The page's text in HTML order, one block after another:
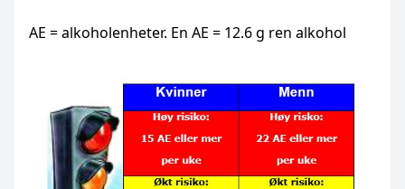
AE = alkoholenheter. En AE = 12.6 g ren alkohol